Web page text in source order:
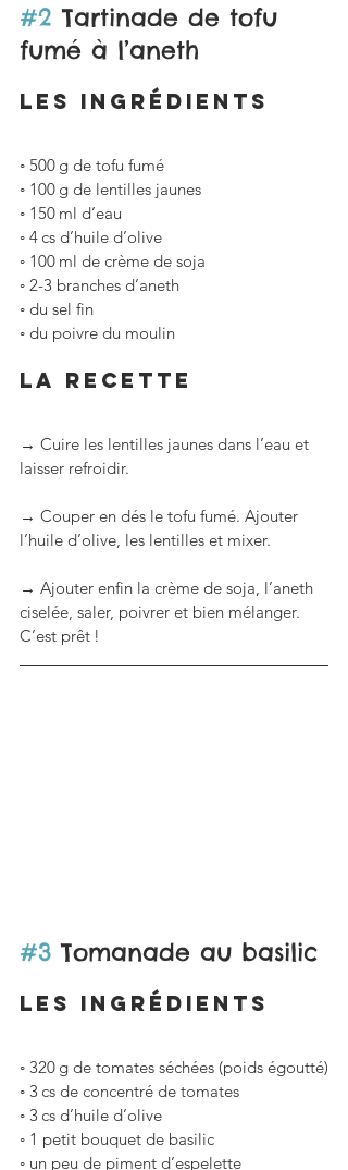
#2 Tartinade de tofu
fumé à l’aneth
LES ingrédients
◦ 500 g de tofu fumé
◦ 100 g de lentilles jaunes
◦ 150 ml d’eau
◦ 4 cs d’huile d’olive
◦ 100 ml de crème de soja
◦ 2-3 branches d’aneth
◦ du sel fin
◦ du poivre du moulin
La RECETTE
→ Cuire les lentilles jaunes dans l’eau et
laisser refroidir.
→ Couper en dés le tofu fumé. Ajouter
l’huile d’olive, les lentilles et mixer.
→ Ajouter enfin la crème de soja, l’aneth
ciselée, saler, poivrer et bien mélanger.
C’est prêt !
#3 Tomanade au basilic
LES ingrédients
◦ 320 g de tomates séchées (poids égoutté)
◦ 3 cs de concentré de tomates
◦ 3 cs d’huile d’olive
◦ 1 petit bouquet de basilic
◦ un peu de piment d’espelette